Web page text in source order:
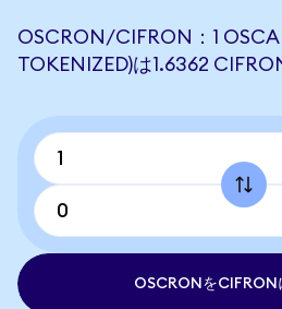
OSCRON/CIFRON：1
TOKENIZED)は1.6362
OSCRONをCIFRON